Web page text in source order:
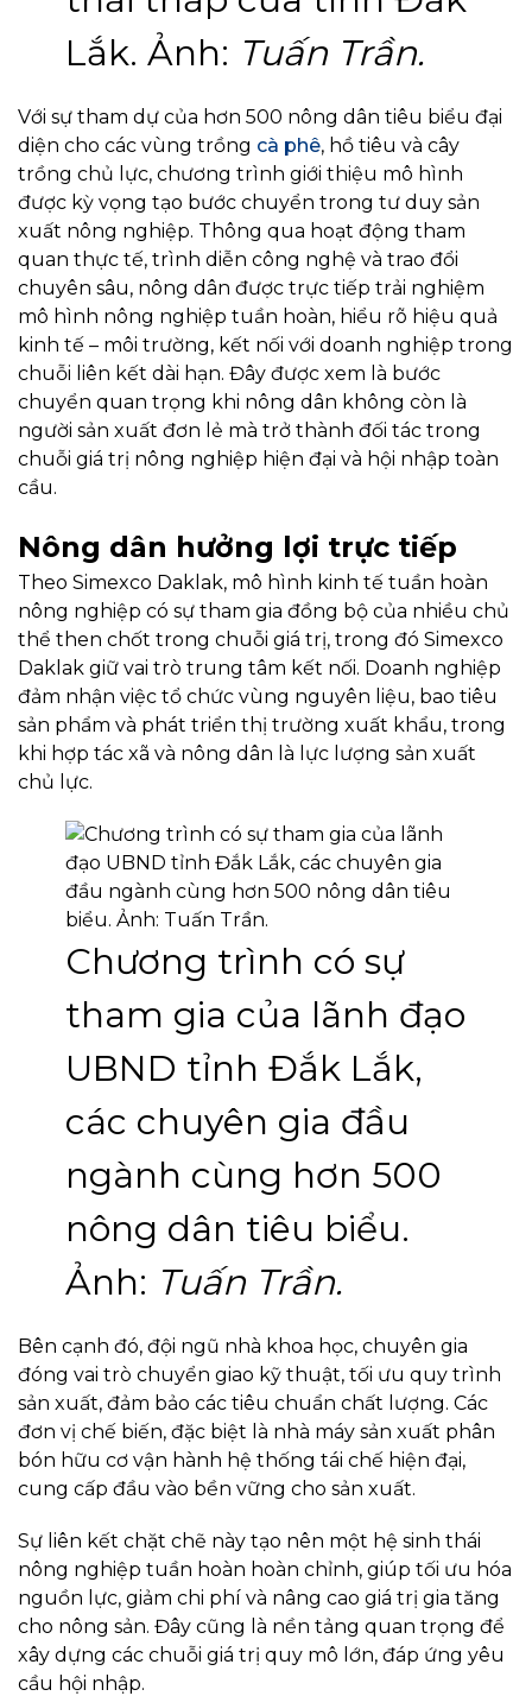
Lắk. Ảnh: Tuấn Trần.
Với sự tham dự của hơn 500 nông dân tiêu biểu đại
diện cho các vùng trồng cà phê, hồ tiêu và cây
trồng chủ lực, chương trình giới thiệu mô hình
được kỳ vọng tạo bước chuyển trong tư duy sản
xuất nông nghiệp. Thông qua hoạt động tham
quan thực tế, trình diễn công nghệ và trao đổi
chuyên sâu, nông dân được trực tiếp trải nghiệm
mô hình nông nghiệp tuần hoàn, hiểu rõ hiệu quả
kinh tế – môi trường, kết nối với doanh nghiệp trong
chuỗi liên kết dài hạn. Đây được xem là bước
chuyển quan trọng khi nông dân không còn là
người sản xuất đơn lẻ mà trở thành đối tác trong
chuỗi giá trị nông nghiệp hiện đại và hội nhập toàn
cầu.
Nông dân hưởng lợi trực tiếp
Theo Simexco Daklak, mô hình kinh tế tuần hoàn
nông nghiệp có sự tham gia đồng bộ của nhiều chủ
thể then chốt trong chuỗi giá trị, trong đó Simexco
Daklak giữ vai trò trung tâm kết nối. Doanh nghiệp
đảm nhận việc tổ chức vùng nguyên liệu, bao tiêu
sản phẩm và phát triển thị trường xuất khẩu, trong
khi hợp tác xã và nông dân là lực lượng sản xuất
chủ lực.
Chương trình có sự
tham gia của lãnh đạo
UBND tỉnh Đắk Lắk,
các chuyên gia đầu
ngành cùng hơn 500
nông dân tiêu biểu.
Ảnh: Tuấn Trần.
Bên cạnh đó, đội ngũ nhà khoa học, chuyên gia
đóng vai trò chuyển giao kỹ thuật, tối ưu quy trình
sản xuất, đảm bảo các tiêu chuẩn chất lượng. Các
đơn vị chế biến, đặc biệt là nhà máy sản xuất phân
bón hữu cơ vận hành hệ thống tái chế hiện đại,
cung cấp đầu vào bền vững cho sản xuất.
Sự liên kết chặt chẽ này tạo nên một hệ sinh thái
nông nghiệp tuần hoàn hoàn chỉnh, giúp tối ưu hóa
nguồn lực, giảm chi phí và nâng cao giá trị gia tăng
cho nông sản. Đây cũng là nền tảng quan trọng để
xây dựng các chuỗi giá trị quy mô lớn, đáp ứng yêu
cầu hội nhập.